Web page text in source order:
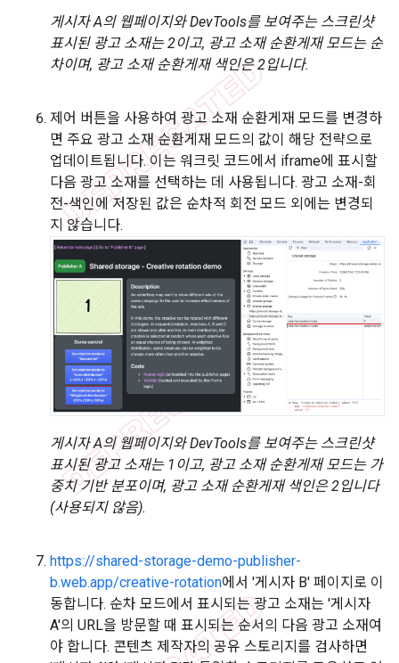
게시자 A의 웹페이지와 DevTools를 보여주는 스크린샷
표시된 광고 소재는 2이고, 광고 소재 순환게재 모드는 순
차이며, 광고 소재 순환게재 색인은 2입니다.
제어 버튼을 사용하여 광고 소재 순환게재 모드를 변경하
면 주요 광고 소재 순환게재 모드의 값이 해당 전략으로
업데이트됩니다. 이는 워크릿 코드에서 iframe에 표시할
다음 광고 소재를 선택하는 데 사용됩니다. 광고 소재-회
전-색인에 저장된 값은 순차적 회전 모드 외에는 변경되
지 않습니다.
게시자 A의 웹페이지와 DevTools를 보여주는 스크린샷
표시된 광고 소재는 1이고, 광고 소재 순환게재 모드는 가
중치 기반 분포이며, 광고 소재 순환게재 색인은 2입니다
(사용되지 않음).
https://shared-storage-demo-publisher-
b.web.app/creative-rotation에서 '게시자 B' 페이지로 이
동합니다. 순차 모드에서 표시되는 광고 소재는 '게시자
A'의 URL을 방문할 때 표시되는 순서의 다음 광고 소재여
야 합니다. 콘텐츠 제작자의 공유 스토리지를 검사하면